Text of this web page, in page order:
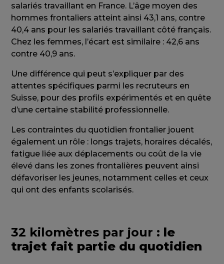
salariés travaillant en France. L’âge moyen des
hommes frontaliers atteint ainsi 43,1 ans, contre
40,4 ans pour les salariés travaillant côté français.
Chez les femmes, l’écart est similaire : 42,6 ans
contre 40,9 ans.
Une différence qui peut s’expliquer par des
attentes spécifiques parmi les recruteurs en
Suisse, pour des profils expérimentés et en quête
d’une certaine stabilité professionnelle.
Les contraintes du quotidien frontalier jouent
également un rôle : longs trajets, horaires décalés,
fatigue liée aux déplacements ou coût de la vie
élevé dans les zones frontalières peuvent ainsi
défavoriser les jeunes, notamment celles et ceux
qui ont des enfants scolarisés.
32 kilomètres par jour : le
trajet fait partie du quotidien